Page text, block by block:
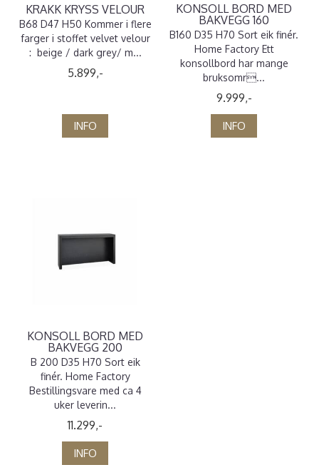
KRAKK KRYSS VELOUR
B68 D47 H50 Kommer i flere
farger i stoffet velvet velour
: beige / dark grey/ m...
5.899,-
INFO
KONSOLL BORD MED
BAKVEGG 160
B160 D35 H70 Sort eik finér.
Home Factory Ett
konsollbord har mange
bruksomr...
9.999,-
INFO
KONSOLL BORD MED
BAKVEGG 200
B 200 D35 H70 Sort eik
finér. Home Factory
Bestillingsvare med ca 4
uker leverin...
11.299,-
INFO